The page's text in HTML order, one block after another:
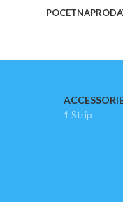
POCETNA
1 Strip